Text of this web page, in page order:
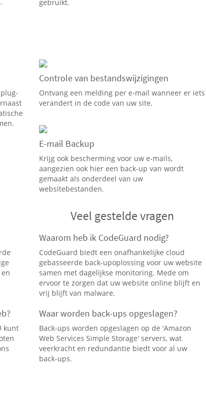
gebruikt.
Controle van bestandswijzigingen
Ontvang een melding per e-mail wanneer er iets
verandert in de code van uw site.
E-mail Backup
Krijg ook bescherming voor uw e-mails,
aangezien ook hier een back-up van wordt
gemaakt als onderdeel van uw
websitebestanden.
Veel gestelde vragen
Waarom heb ik CodeGuard nodig?
CodeGuard biedt een onafhankelijke cloud
gebasseerde back-upoplossing voor uw website
samen met dagelijkse monitoring. Mede om
ervoor te zorgen dat uw website online blijft en
vrij blijft van malware.
kunt
Waar worden back-ups opgeslagen?
Back-ups worden opgeslagen op de 'Amazon
Web Services Simple Storage' servers, wat
veerkracht en redundantie biedt voor al uw
back-ups.